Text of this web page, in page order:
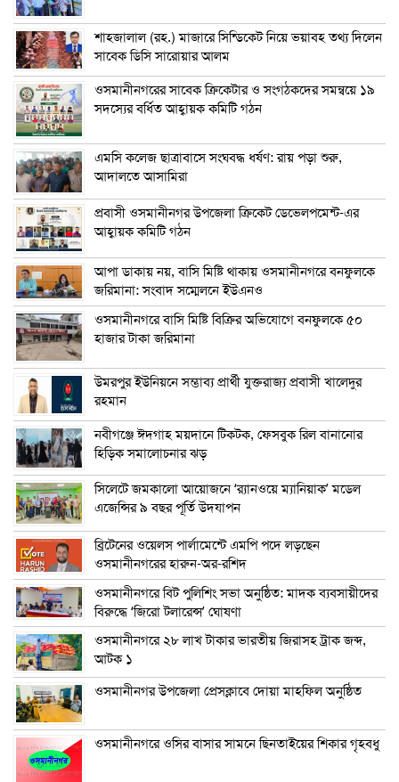
শাহজালাল (রহ.) মাজারে সিন্ডিকেট নিয়ে ভয়াবহ তথ্য দিলেন
সাবেক ডিসি সারোয়ার আলম
ওসমানীনগরের সাবেক ক্রিকেটার ও সংগঠকদের সমন্বয়ে ১৯
সদস্যের বর্ধিত আহ্বায়ক কমিটি গঠন
এম‌সি কলেজ ছাত্রাবাসে সংঘবদ্ধ ধর্ষণ: রায় পড়া শুরু,
আদালতে আসামিরা
প্রবাসী ওসমানীনগর উপজেলা ক্রিকেট ডেভেলপমেন্ট-এর
আহ্বায়ক কমিটি গঠন
আপা ডাকায় নয়, বাসি মিষ্টি থাকায় ওসমানীনগরে বনফুলকে
জরিমানা: সংবাদ সম্মেলনে ইউএনও
ওসমানীনগরে বাসি মিষ্টি বিক্রির অভিযোগে বনফুলকে ৫০
হাজার টাকা জরিমানা
উমরপুর ইউনিয়নে সম্ভাব্য প্রার্থী যুক্তরাজ্য প্রবাসী খালেদুর
রহমান
নবীগঞ্জে ঈদগাহ ময়দানে টিকটক, ফেসবুক রিল বানানোর
হিড়িক সমালোচনার ঝড়
সিলেটে জমকালো আয়োজনে ‘র‍্যানওয়ে ম্যানিয়াক’ মডেল
এজেন্সির ৯ বছর পূর্তি উদযাপন
ব্রিটেনের ওয়েলস পার্লামেন্টে এমপি পদে লড়ছেন
ওসমানীনগরের হারুন-অর-রশিদ
ওসমানীনগরে বিট পুলিশিং সভা অনুষ্ঠিত: মাদক ব্যবসায়ীদের
বিরুদ্ধে ‘জিরো টলারেন্স’ ঘোষণা
ওসমানীনগরে ২৮ লাখ টাকার ভারতীয় জিরাসহ ট্রাক জব্দ,
আটক ১
ওসমানীনগর উপজেলা প্রেসক্লাবে দোয়া মাহফিল অনুষ্ঠিত
ওসমানীনগরে ওসির বাসার সামনে ছিনতাইয়ের শিকার গৃহবধু